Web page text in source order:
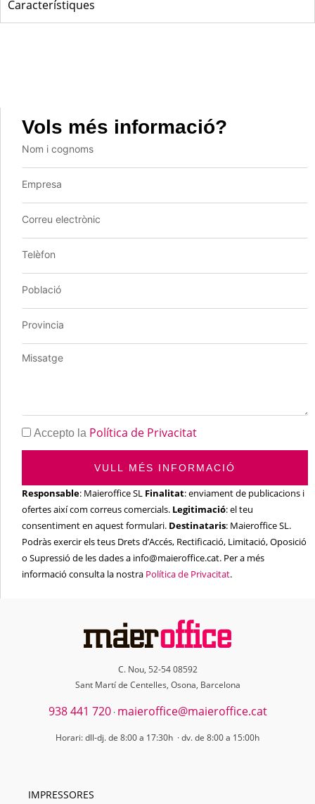
Característiques
Vols més informació?
Accepto la Política de Privacitat
VULL MÉS INFORMACIÓ
Responsable: Maieroffice SL Finalitat: enviament de publicacions i
ofertes així com correus comercials. Legitimació: el teu
consentiment en aquest formulari. Destinataris: Maieroffice SL.
Podràs exercir els teus Drets d’Accés, Rectificació, Limitació, Oposició
o Supressió de les dades a info@maieroffice.cat. Per a més
informació consulta la nostra Política de Privacitat.
C. Nou, 52-54 08592
Sant Martí de Centelles, Osona, Barcelona
938 441 720· maieroffice@maieroffice.cat
Horari: dll-dj. de 8:00 a 17:30h · dv. de 8:00 a 15:00h
IMPRESSORES